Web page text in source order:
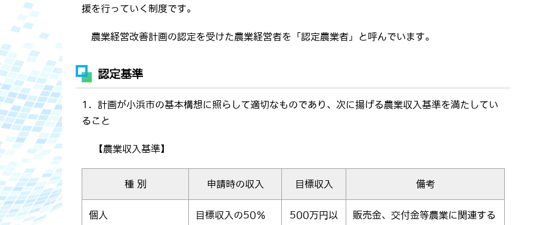
援を行っていく制度です。
農業経営改善計画の認定を受けた農業経営者を「認定農業者」と呼んでいます。
認定基準
1．計画が小浜市の基本構想に照らして適切なものであり、次に揚げる農業収入基準を満たしてい
ること
【農業収入基準】
種 別 申請時の収入 目標収入 備考
個人
目標収入の50％
500万円以
販売金、交付金等農業に関連する